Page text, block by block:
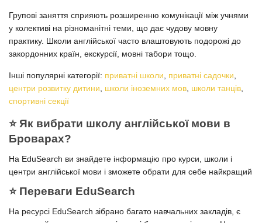
Групові заняття сприяють розширенню комунікації між учнями
у колективі на різноманітні теми, що дає чудову мовну
практику. Школи англійської часто влаштовують подорожі до
закордонних країн, екскурсії, мовні табори тощо.
Інші популярні категорії: приватні школи приватні садочки
центри розвитку дитини
школи іноземних мов школи танців
спортивні секції
⭐️ Як вибрати школу англійської мови в
Броварах?
На EduSearch ви знайдете інформацію про курси, школи і
центри англійської мови і зможете обрати для себе найкращий
⭐️ Переваги EduSearch
На ресурсі EduSearch зібрано багато навчальних закладів, є